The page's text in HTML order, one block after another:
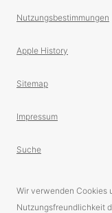
Nutzungsbestimmungen
Apple History
Sitemap
Impressum
Suche
Wir verwenden Cookies
Nutzungsfreundlichkeit